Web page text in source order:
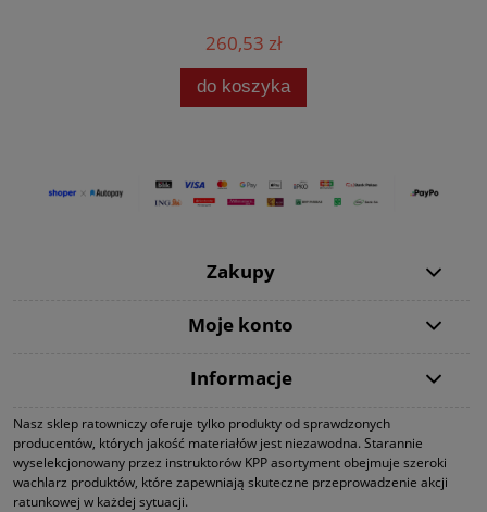
260,53 zł
do koszyka
Zakupy
Moje konto
Informacje
Nasz sklep ratowniczy oferuje tylko produkty od sprawdzonych
producentów, których jakość materiałów jest niezawodna. Starannie
wyselekcjonowany przez instruktorów KPP asortyment obejmuje szeroki
wachlarz produktów, które zapewniają skuteczne przeprowadzenie akcji
ratunkowej w każdej sytuacji.